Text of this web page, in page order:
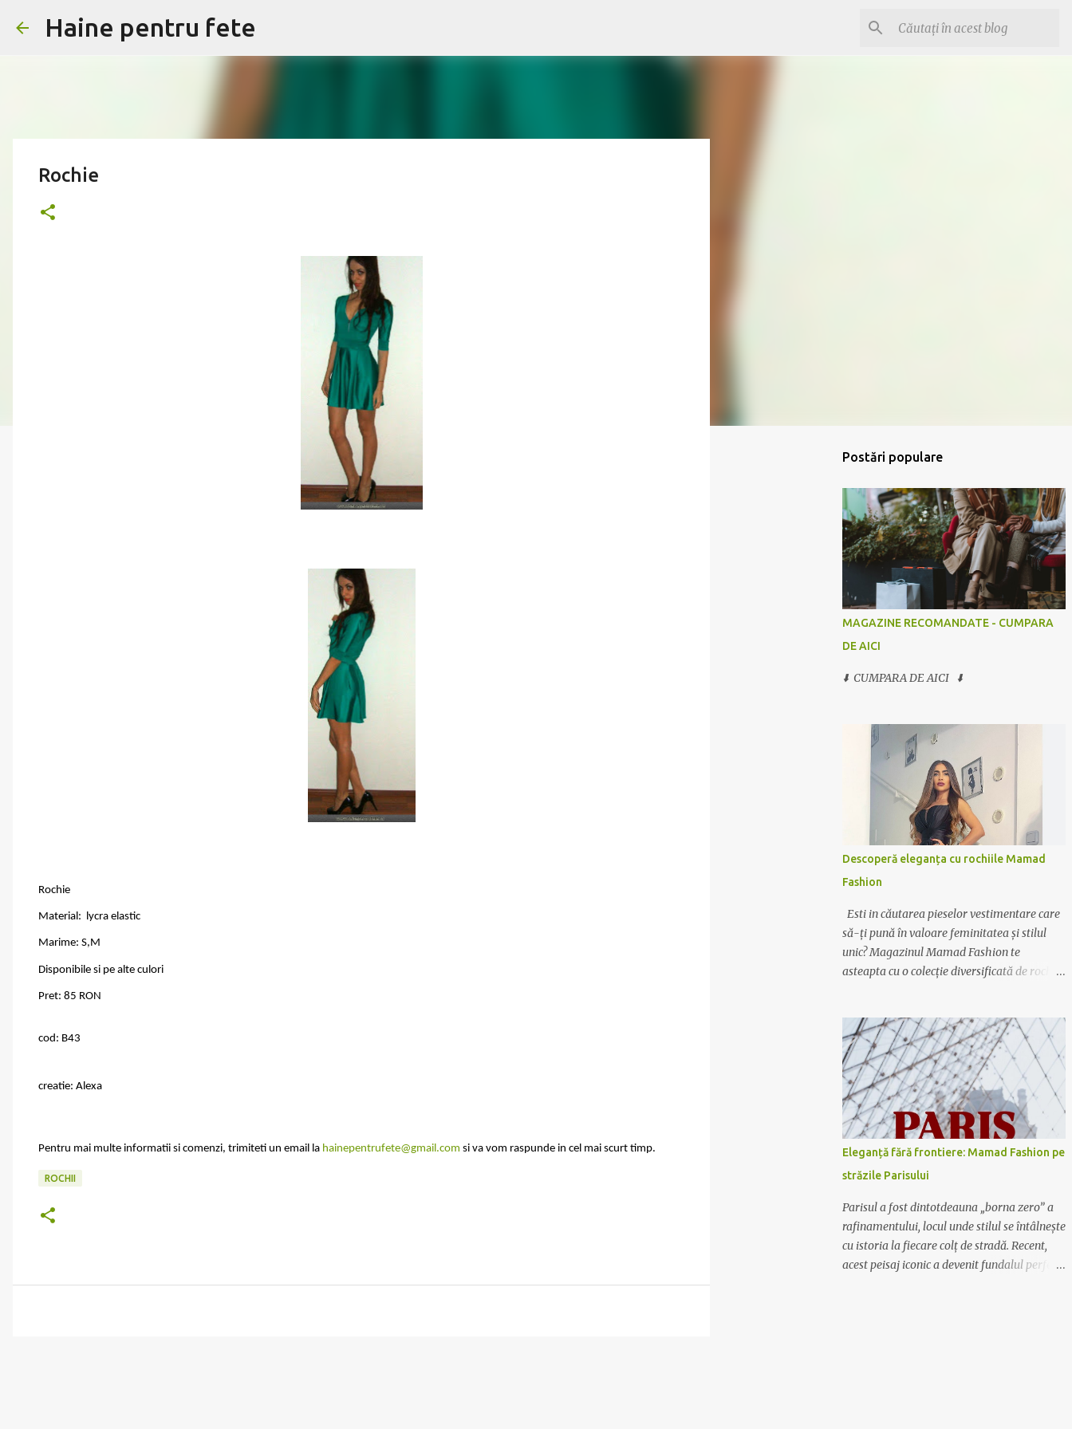
Haine pentru fete
Rochie
Rochie
Material: lycra elastic
Marime: S,M
Disponibile si pe alte culori
Pret: 85 RON
cod: B43
creatie: Alexa
Pentru mai multe informatii si comenzi, trimiteti un email la hainepentrufete@gmail.com si va vom raspunde in cel mai scurt timp.
ROCHII
Postări populare
MAGAZINE RECOMANDATE - CUMPARA
DE AICI
⬇️ CUMPARA DE AICI ⬇️
Descoperă eleganța cu rochiile Mamad
Fashion
Esti in căutarea pieselor vestimentare care
să-ți pună în valoare feminitatea și stilul
unic? Magazinul Mamad Fashion te
asteapta cu o colecție diversificată de rochii
orice ocazie Indiferent dacă ai nevoie de o
rochie elegantă pentru ocazii speciale sau de
o variantă casual pentru zilele relaxante,
Mamad Fashion are soluția potrivită pentru
tine. De la rochiile lungi, vaporoase și
elegante, perfecte pentru evenimente
formale, la rochiile scurte și lejere, ideale
pentru plimbările în oraș sau ieșirile cu
prietenii, colecția noastră acoperă toate
gusturile și preferințele. Calitate și
rafinament Fiecare rochie Mamad Fashion
este creată cu atenție la detalii, folosind
materiale de calitate superioară ce oferă
Eleganță fără frontiere: Mamad Fashion pe
străzile Parisului
Parisul a fost dintotdeauna „borna zero” a
rafinamentului, locul unde stilul se întâlnește
cu istoria la fiecare colț de stradă. Recent,
acest peisaj iconic a devenit fundalul perfect